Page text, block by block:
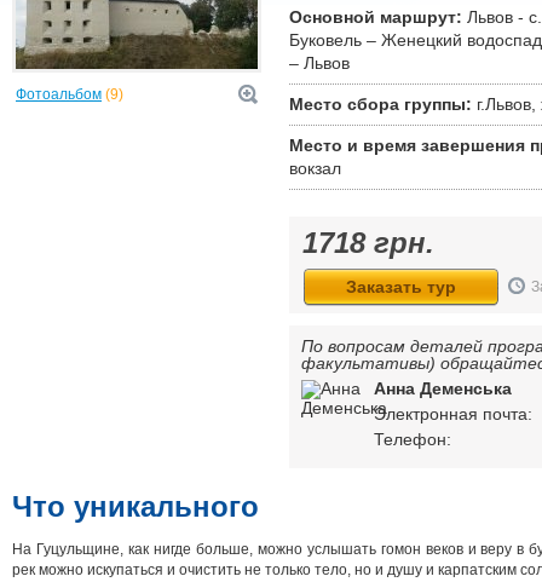
Фотоальбом (9)
Основной маршрут: Львов -
Буковель – Женецкий
– Львов
Место сбора группы:
Место и время завершения
вокзал
1718грн.
Заказать тур
По вопросам деталей
факультативы)
Анна Деменська
Электронная почта:
Телефон:
Что уникального
На Гуцульщине, как нигде больше, можно услышать гомон веков и веру в
рек можно искупаться и очистить не только тело, но и душу и карпатским